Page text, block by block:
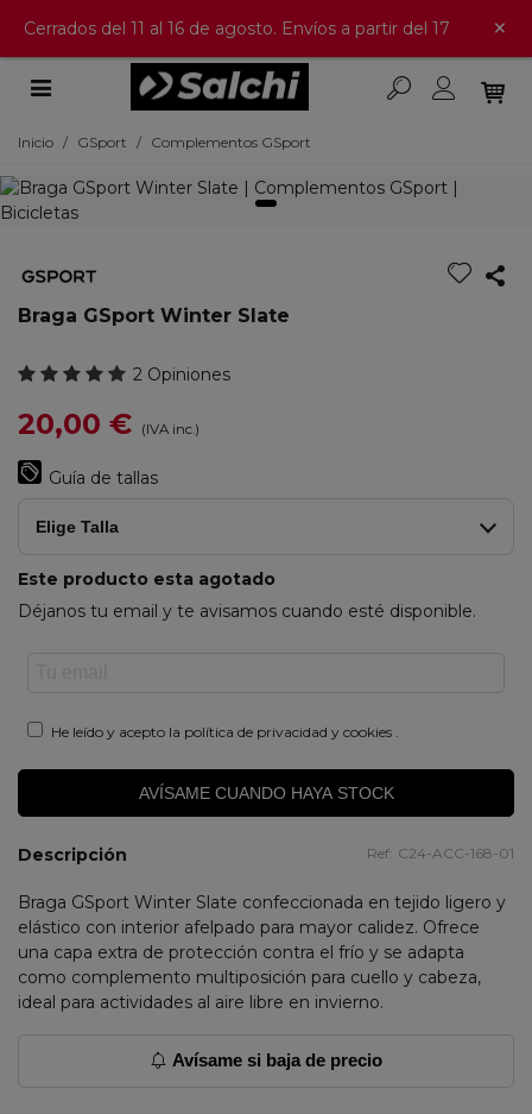
Cerrados del 11 al 16 de agosto. Envíos a partir del 17 ×
Inicio / GSport / Complementos GSport
Braga GSport Winter Slate
2 Opiniones
20,00 € (IVA inc.)
Guía de tallas
Elige Talla
Este producto esta agotado
Déjanos tu email y te avisamos cuando esté disponible.
He leído y acepto la política de privacidad y cookies .
AVÍSAME CUANDO HAYA STOCK
Descripción Ref: C24-ACC-168-01
Braga GSport Winter Slate confeccionada en tejido ligero y
elástico con interior afelpado para mayor calidez. Ofrece
una capa extra de protección contra el frío y se adapta
como complemento multiposición para cuello y cabeza,
ideal para actividades al aire libre en invierno.
Avísame si baja de precio